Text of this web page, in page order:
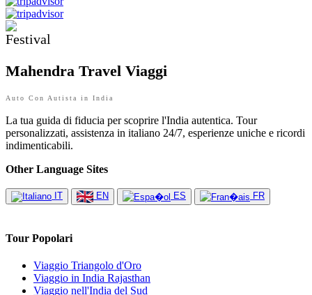
Mahendra Travel Viaggi
Auto Con Autista in India
La tua guida di fiducia per scoprire l'India autentica. Tour
personalizzati, assistenza in italiano 24/7, esperienze uniche e ricordi
indimenticabili.
Other Language Sites
IT EN ES FR
Tour Popolari
Viaggio Triangolo d'Oro
Viaggio in India Rajasthan
Viaggio nell'India del Sud